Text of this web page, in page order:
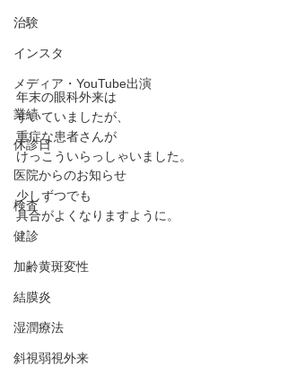
治験
インスタ
メディア・YouTube出演
業績
休診日
医院からのお知らせ
検査
健診
加齢黄斑変性
結膜炎
湿潤療法
斜視弱視外来
年末の眼科外来は
すいていましたが、
重症な患者さんが
けっこういらっしゃいました。
少しずつでも
具合がよくなりますように。